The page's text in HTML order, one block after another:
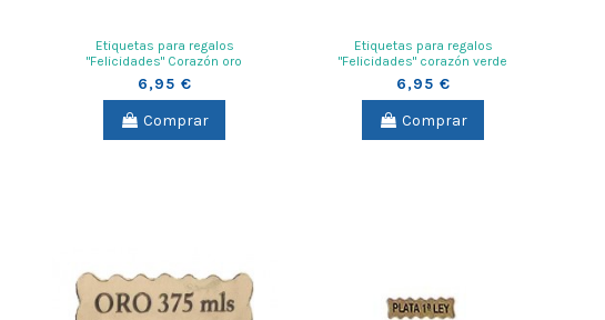
Etiquetas para regalos
"Felicidades" Corazón oro
6,95 €
Comprar
Etiquetas para regalos
"Felicidades" corazón verde
6,95 €
Comprar